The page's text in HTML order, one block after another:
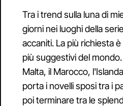
Tra i trend sulla luna di
giorni nei luoghi della
accaniti. La più richiesta
più suggestivi del
Malta, il Marocco,
porta i novelli sposi tra i
poi terminare tra le